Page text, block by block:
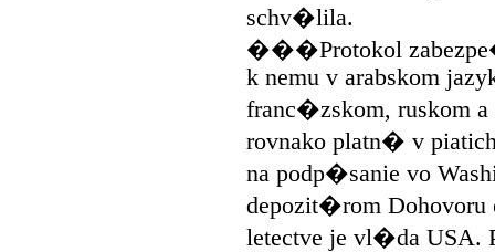
schv�lila.
���Protokol
k nemu v arabskom
franc�zskom, ruskom
rovnako platn� v
na podp�sanie vo
depozit�rom
letectve je vl�da USA.